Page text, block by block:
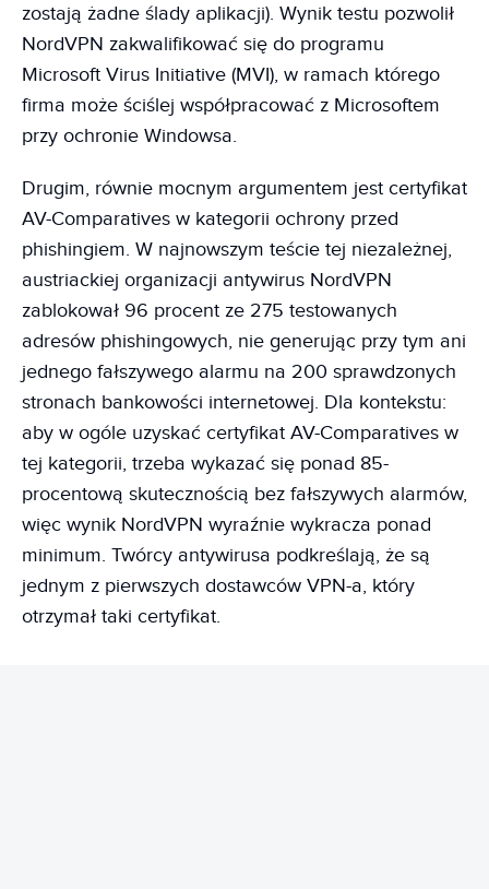
zostają żadne ślady aplikacji). Wynik testu pozwolił
NordVPN zakwalifikować się do programu
Microsoft Virus Initiative (MVI), w ramach którego
firma może ściślej współpracować z Microsoftem
przy ochronie Windowsa.
Drugim, równie mocnym argumentem jest certyfikat
AV-Comparatives w kategorii ochrony przed
phishingiem. W najnowszym teście tej niezależnej,
austriackiej organizacji antywirus NordVPN
zablokował 96 procent ze 275 testowanych
adresów phishingowych, nie generując przy tym ani
jednego fałszywego alarmu na 200 sprawdzonych
stronach bankowości internetowej. Dla kontekstu:
aby w ogóle uzyskać certyfikat AV-Comparatives w
tej kategorii, trzeba wykazać się ponad 85-
procentową skutecznością bez fałszywych alarmów,
więc wynik NordVPN wyraźnie wykracza ponad
minimum. Twórcy antywirusa podkreślają, że są
jednym z pierwszych dostawców VPN-a, który
otrzymał taki certyfikat.